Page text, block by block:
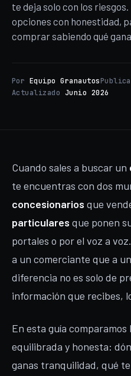
te deja solo con los
opciones con honestidad,
comprar sabiendo qué
Por Equipo Granautos
Actualizado Junio 2026
Cuando sales a buscar un
te encuentras con dos
concesionarios que
particulares que ponen
portales o por el voz a
a un comerciante que a
diferencia no es solo de
información que recibes,
En esta guía
equilibrada y honesta:
ganas tranquilidad, qué